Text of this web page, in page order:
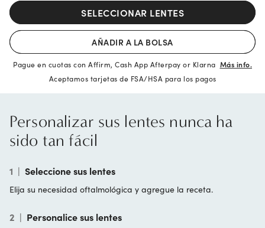
SELECCIONAR LENTES
AÑADIR A LA BOLSA
Pague en cuotas con Affirm, Cash App Afterpay or Klarna Más info.
Aceptamos tarjetas de FSA/HSA para los pagos
Personalizar sus lentes nunca ha
sido tan fácil
1 | Seleccione sus lentes
Elija su necesidad oftalmológica y agregue la receta.
2 | Personalice sus lentes